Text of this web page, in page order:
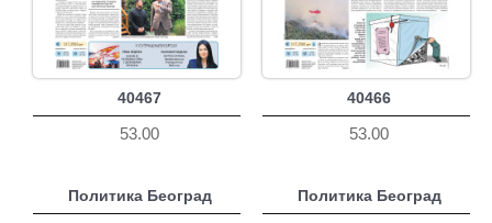
40467
53.00
40466
53.00
Политика Београд
Политика Београд